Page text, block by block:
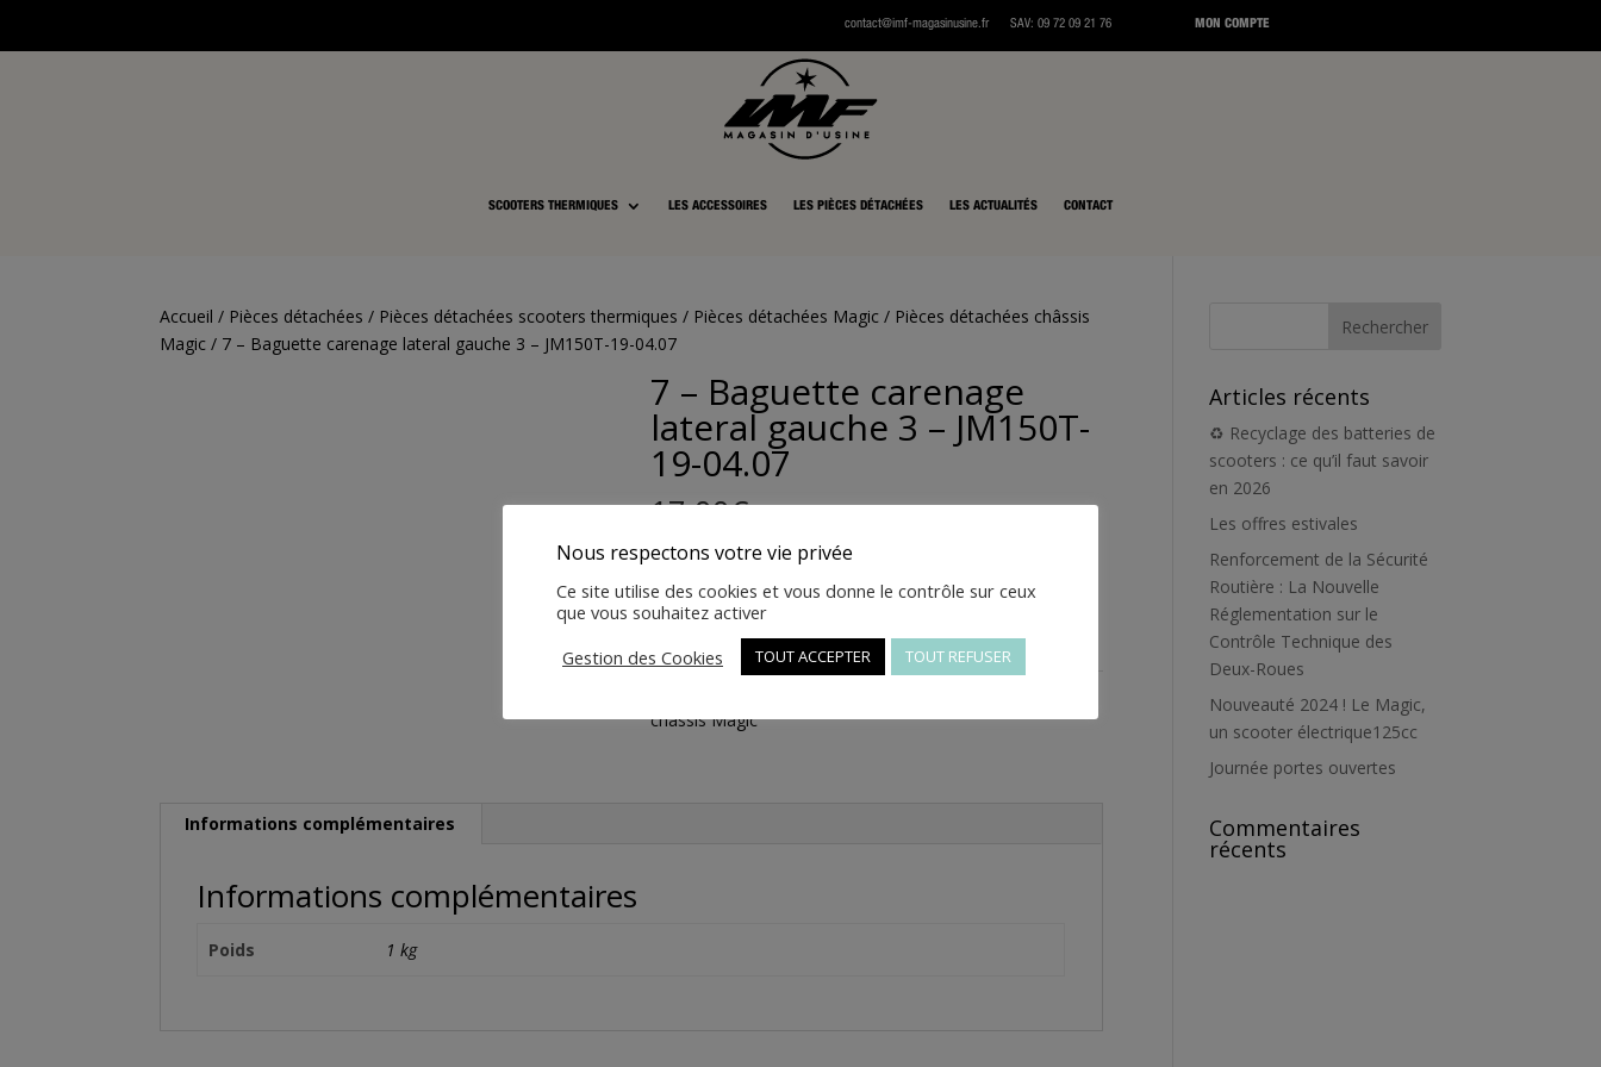
contact@imf-magasinusine.frSAV: 09 72 09 21 76 MON COMPTE
SCOOTERS THERMIQUES LES ACCESSOIRES LES PIÈCES DÉTACHÉES LES ACTUALITÉS CONTACT
Accueil / Pièces détachées / Pièces détachées scooters thermiques / Pièces détachées Magic / Pièces détachées châssis
Magic / 7 – Baguette carenage lateral gauche 3 – JM150T-19-04.07
7 – Baguette carenage
lateral gauche 3 – JM150T-
19-04.07
17,00€
de
7
-
Ajouter au panier
châssis Magic
Informations complémentaires
Informations complémentaires
Poids 1 kg
Articles récents
♻️ Recyclage des batteries de
scooters : ce qu’il faut savoir
en 2026
Les offres estivales
Renforcement de la Sécurité
Routière : La Nouvelle
Réglementation sur le
Contrôle Technique des
Deux-Roues
Nouveauté 2024 ! Le Magic,
un scooter électrique125cc
Journée portes ouvertes
Commentaires
récents
Nous respectons votre vie privée
Ce site utilise des cookies et vous donne le contrôle sur ceux
que vous souhaitez activer
Gestion des Cookies
TOUT ACCEPTER TOUT REFUSER